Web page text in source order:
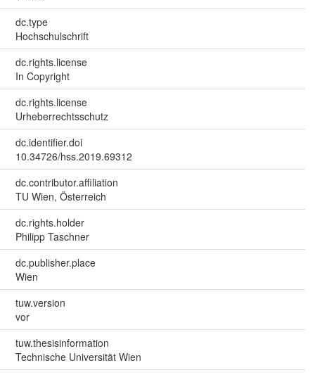
dc.type
Hochschulschrift
dc.rights.license
In Copyright
dc.rights.license
Urheberrechtsschutz
dc.identifier.doi
10.34726/hss.2019.69312
dc.contributor.affiliation
TU Wien, Österreich
dc.rights.holder
Philipp Taschner
dc.publisher.place
Wien
tuw.version
vor
tuw.thesisinformation
Technische Universität Wien